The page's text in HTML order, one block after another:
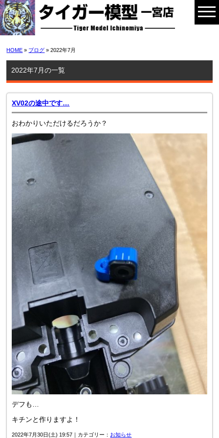
HOME » ブログ » 2022年7月
2022年7月の一覧
XV02の途中です…
おわかりいただけるだろうか？
デフも…
キチンと作りますよ！
2022年7月30日(土) 19:57｜カテゴリー： お知らせ